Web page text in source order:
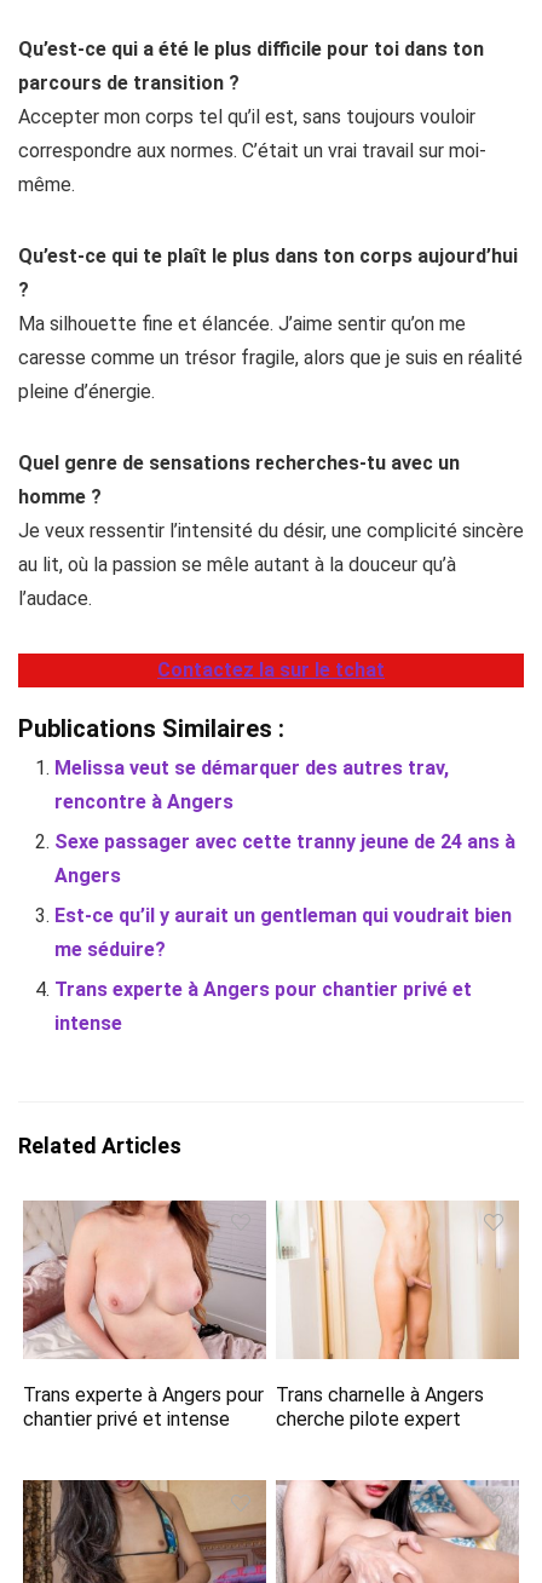
Qu’est-ce qui a été le plus difficile pour toi dans ton
parcours de transition ?
Accepter mon corps tel qu’il est, sans toujours vouloir
correspondre aux normes. C’était un vrai travail sur moi-
même.
Qu’est-ce qui te plaît le plus dans ton corps aujourd’hui
?
Ma silhouette fine et élancée. J’aime sentir qu’on me
caresse comme un trésor fragile, alors que je suis en réalité
pleine d’énergie.
Quel genre de sensations recherches-tu avec un
homme ?
Je veux ressentir l’intensité du désir, une complicité sincère
au lit, où la passion se mêle autant à la douceur qu’à
l’audace.
Contactez la sur le tchat
Publications Similaires :
Melissa veut se démarquer des autres trav,
rencontre à Angers
Sexe passager avec cette tranny jeune de 24 ans à
Angers
Est-ce qu’il y aurait un gentleman qui voudrait bien
me séduire?
Trans experte à Angers pour chantier privé et
intense
Related Articles
Trans experte à Angers pour
chantier privé et intense
Trans charnelle à Angers
cherche pilote expert